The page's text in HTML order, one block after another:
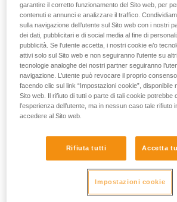
Se è possibile l’accesso per
all’imbracatura
garantire il corretto funzionamento del Sito web, per
contenuti e annunci e analizzare il traffico.
sulla navigazione dell’utente sul Sito web con i nostri
dei dati, pubblicitari e di social media al fine di
pubblicità. Se l’utente accetta, i nostri cookie e/o
attivi solo sul Sito web e non seguiranno l’utente su
tecnologie analoghe dei nostri partner seguiranno
navigazione. L’utente può revocare il proprio
facendo clic sul link “Impostazioni cookie”, disponibile
Sito web. Il rifiuto di tutti o parte di tali cookie potrebbe
l’esperienza dell’utente, ma in nessun caso tale rifiuto
accedere al Sito web.
Rifiuta tutti Accetta
Impostazioni cookie